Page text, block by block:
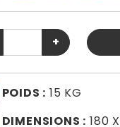
+
POIDS : 15 KG
DIMENSIONS : 180